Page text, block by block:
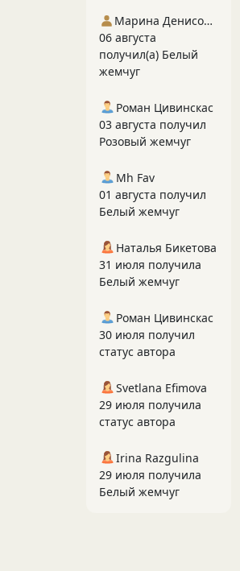
Марина Денисова 5
06 августа
получил(а) Белый
жемчуг
Роман Цивинскас
03 августа получил
Розовый жемчуг
Mh Fav
01 августа получил
Белый жемчуг
Наталья Бикетова
31 июля получила
Белый жемчуг
Роман Цивинскас
30 июля получил
статус автора
Svetlana Efimova
29 июля получила
статус автора
Irina Razgulina
29 июля получила
Белый жемчуг